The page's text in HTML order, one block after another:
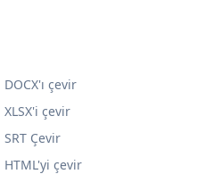
DOCX'ı çevir
XLSX'i çevir
SRT Çevir
HTML'yi çevir